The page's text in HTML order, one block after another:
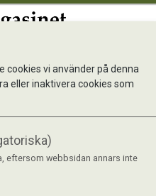
i pellets
cookies vi använder på denna
eller inaktivera cookies som
eftersom webbsidan annars inte